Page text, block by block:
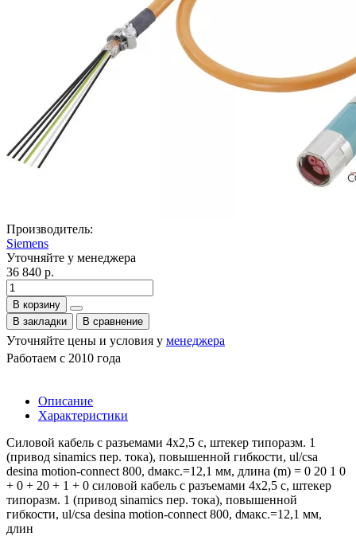
Производитель:
Siemens
Уточняйте у менеджера
36 840 р.
В корзину
В закладки
В сравнение
Уточняйте цены и условия у менеджера
Работаем с 2010 года
Описание
Характеристики
Силовой кабель с разъемами 4x2,5 c, штекер типоразм. 1
(привод sinamics пер. тока), повышенной гибкости, ul/csa
desina motion-connect 800, dмакс.=12,1 мм, длина (m) = 0 20 1 0
+ 0 + 20 + 1 + 0 силовой кабель с разъемами 4x2,5 c, штекер
типоразм. 1 (привод sinamics пер. тока), повышенной
гибкости, ul/csa desina motion-connect 800, dмакс.=12,1 мм,
длин